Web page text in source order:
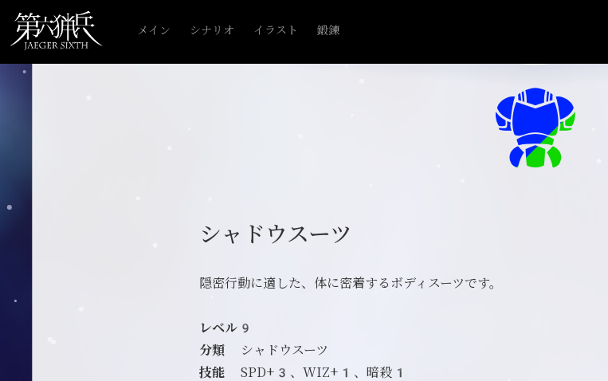
メイン シナリオ イラスト 鍛錬
シャドウスーツ
隠密行動に適した、体に密着するボディスーツです。
レベル9
分類 シャドウスーツ
技能 SPD+3、WIZ+1、暗殺1